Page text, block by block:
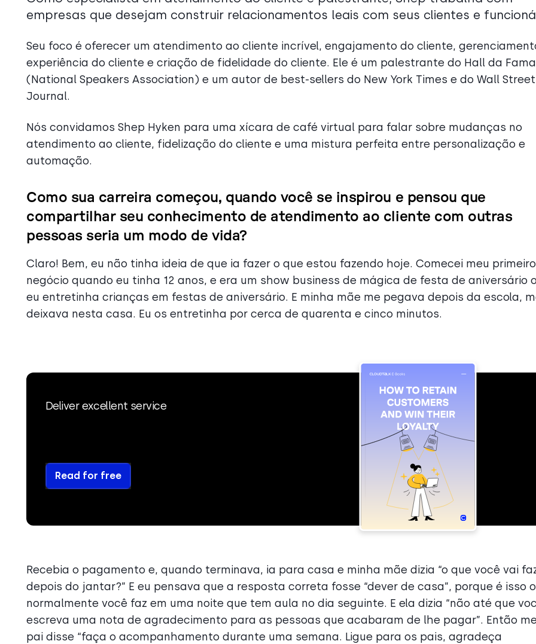
empresas que desejam construir relacionamentos leais com seus clientes e
Seu foco é oferecer um atendimento ao cliente incrível, engajamento do cliente,
experiência do cliente e criação de fidelidade do cliente. Ele é um palestrante do Hall da Fama
(National Speakers Association) e um autor de best-sellers do New York Times e do Wall Street
Journal.
Nós convidamos Shep Hyken para uma xícara de café virtual para falar sobre mudanças no
atendimento ao cliente, fidelização do cliente e uma mistura perfeita entre personalização e
automação.
Como sua carreira começou, quando você se inspirou e pensou que
compartilhar seu conhecimento de atendimento ao cliente com outras
pessoas seria um modo de vida?
Claro! Bem, eu não tinha ideia de que ia fazer o que estou fazendo hoje. Comecei meu primeiro
negócio quando eu tinha 12 anos, e era um show business de mágica de festa de aniversário
eu entretinha crianças em festas de aniversário. E minha mãe me pegava depois da escola,
deixava nesta casa. Eu os entretinha por cerca de quarenta e cinco minutos.
Deliver excellent service
Read for free
Recebia o pagamento e, quando terminava, ia para casa e minha mãe dizia “o que você vai
depois do jantar?” E eu pensava que a resposta correta fosse “dever de casa”, porque é isso
normalmente você faz em uma noite que tem aula no dia seguinte. E ela dizia “não até que
escreva uma nota de agradecimento para as pessoas que acabaram de lhe pagar”. Então
pai disse “faça o acompanhamento durante uma semana. Ligue para os pais, agradeça